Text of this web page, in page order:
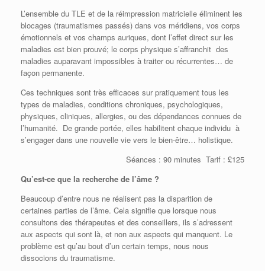
L’ensemble du TLE et de la réimpression matricielle éliminent les
blocages (traumatismes passés) dans vos méridiens, vos corps
émotionnels et vos champs auriques, dont l’effet direct sur les
maladies est bien prouvé; le corps physique s’affranchit des
maladies auparavant impossibles à traiter ou récurrentes… de
façon permanente.
Ces techniques sont très efficaces sur pratiquement tous les
types de maladies, conditions chroniques, psychologiques,
physiques, cliniques, allergies, ou des dépendances connues de
l’humanité. De grande portée, elles habilitent chaque individu à
s’engager dans une nouvelle vie vers le bien-être… holistique.
Séances : 90 minutes Tarif : £125
Qu’est-ce que la recherche de l’âme ?
Beaucoup d’entre nous ne réalisent pas la disparition de
certaines parties de l’âme. Cela signifie que lorsque nous
consultons des thérapeutes et des conseillers, ils s’adressent
aux aspects qui sont là, et non aux aspects qui manquent. Le
problème est qu’au bout d’un certain temps, nous nous
dissocions du traumatisme.